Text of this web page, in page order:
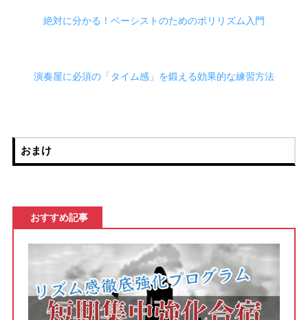
絶対に分かる！ベーシストのためのポリリズム入門
演奏屋に必須の「タイム感」を鍛える効果的な練習方法
おまけ
おすすめ記事